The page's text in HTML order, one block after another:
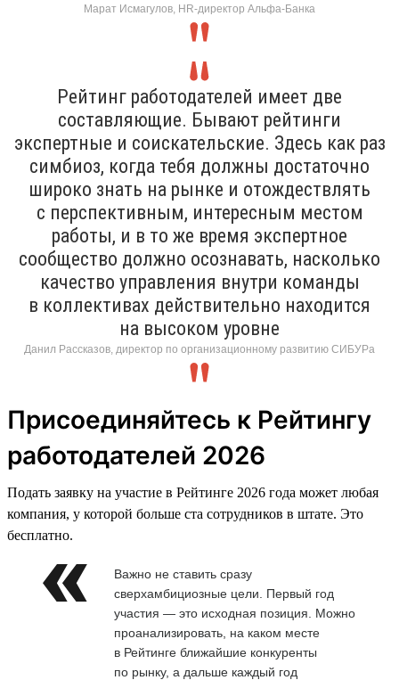
Марат Исмагулов, HR-директор Альфа-Банка
Рейтинг работодателей имеет две
составляющие. Бывают рейтинги
экспертные и соискательские. Здесь как раз
симбиоз, когда тебя должны достаточно
широко знать на рынке и отождествлять
с перспективным, интересным местом
работы, и в то же время экспертное
сообщество должно осознавать, насколько
качество управления внутри команды
в коллективах действительно находится
на высоком уровне
Данил Рассказов, директор по организационному развитию СИБУРа
Присоединяйтесь к Рейтингу
работодателей 2026
Подать заявку на участие в Рейтинге 2026 года может любая
компания, у которой больше ста сотрудников в штате. Это
бесплатно.
Важно не ставить сразу
сверхамбициозные цели. Первый год
участия — это исходная позиция. Можно
проанализировать, на каком месте
в Рейтинге ближайшие конкуренты
по рынку, а дальше каждый год